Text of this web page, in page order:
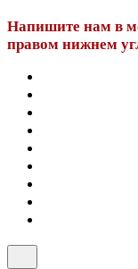
Напишите нам в
правом нижнем